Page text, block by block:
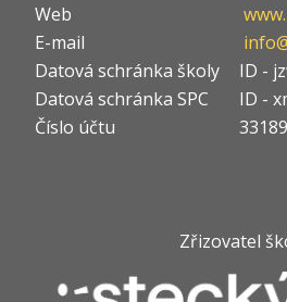
Web
E-mail
Datová schránka školy
ID -
Datová schránka SPC
ID -
Číslo účtu
Zřizovatel